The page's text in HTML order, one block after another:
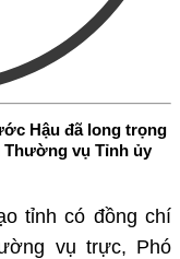
Hậu đã long trọng
Thường vụ Tỉnh ủy
tỉnh có đồng chí
vụ trực, Phó